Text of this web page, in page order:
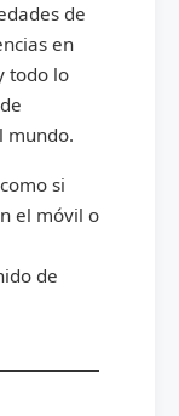
de
en
todo lo
mundo.
si
el móvil o
de